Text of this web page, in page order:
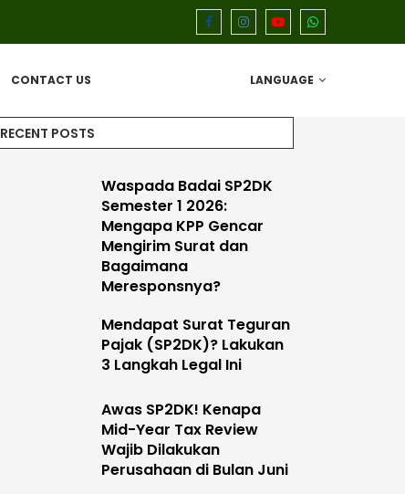
CONTACT US LANGUAGE
RECENT POSTS
Waspada Badai SP2DK
Semester 1 2026:
Mengapa KPP Gencar
Mengirim Surat dan
Bagaimana
Meresponsnya?
Mendapat Surat Teguran
Pajak (SP2DK)? Lakukan
3 Langkah Legal Ini
Awas SP2DK! Kenapa
Mid-Year Tax Review
Wajib Dilakukan
Perusahaan di Bulan Juni